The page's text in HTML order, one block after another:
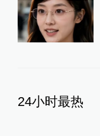
24小时最热